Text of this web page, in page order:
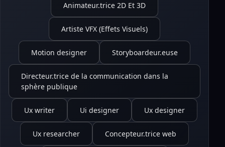
Animateur.trice 2D Et 3D
Artiste VFX (Effets Visuels)
Motion designer Storyboardeur.euse
Directeur.trice de la communication dans la
sphère publique
Ux writer Ui designer Ux designer
Ux researcher Concepteur.trice web